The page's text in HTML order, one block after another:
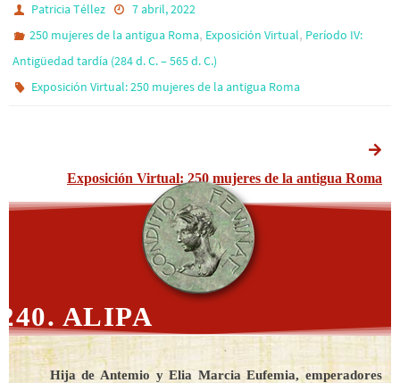
Patricia Téllez
7 abril, 2022
250 mujeres de la antigua Roma, Exposición Virtual, Período IV:
Antigüedad tardía (284 d. C. – 565 d. C.)
Exposición Virtual: 250 mujeres de la antigua Roma
Exposición Virtual: 250 mujeres de la antigua Roma
240. ALIPA
Hija de Antemio y Elia Marcia Eufemia, emperadores